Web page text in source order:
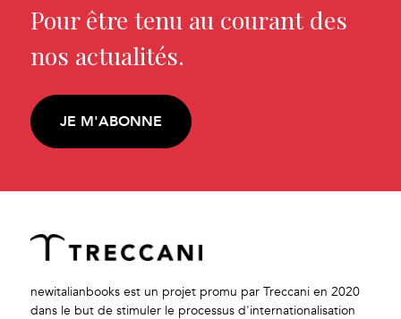
Pour être tenu au courant des
nos actualités.
JE M'ABONNE
newitalianbooks est un projet promu par Treccani en 2020
dans le but de stimuler le processus d'internationalisation